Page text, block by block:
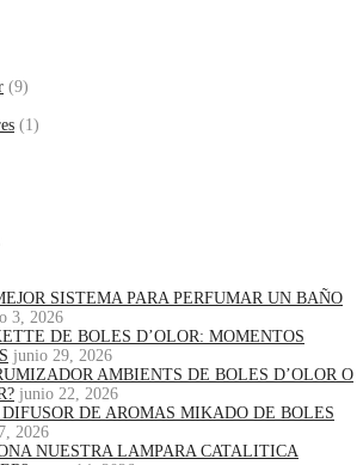
(9)
(1)
SISTEMA PARA PERFUMAR UN BAÑO
3, 2026
DE BOLES D’OLOR: MOMENTOS
junio 29, 2026
AMBIENTS DE BOLES D’OLOR O
junio 22, 2026
DE AROMAS MIKADO DE BOLES
2026
NUESTRA LAMPARA CATALITICA